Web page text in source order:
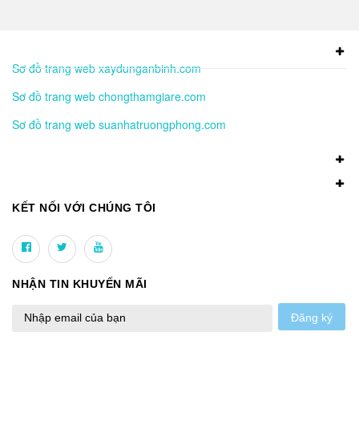
Sơ đồ trang web xaydunganbinh.com
Sơ đồ trang web chongthamgiare.com
Sơ đồ trang web suanhatruongphong.com
KẾT NỐI VỚI CHÚNG TÔI
NHẬN TIN KHUYẾN MÃI
Đăng ký